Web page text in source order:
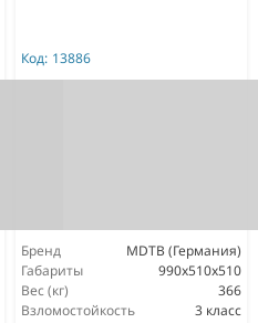
Код: 13886
Бренд
MDTB (Германия)
Габариты
990x510x510
Вес (кг)
366
Взломостойкость
3 класс